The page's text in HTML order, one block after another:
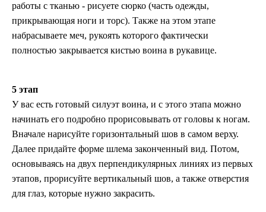
работы с тканью - рисуете сюрко (часть одежды,
прикрывающая ноги и торс). Также на этом этапе
набрасываете меч, рукоять которого фактически
полностью закрывается кистью воина в рукавице.
5 этап
У вас есть готовый силуэт воина, и с этого этапа можно
начинать его подробно прорисовывать от головы к ногам.
Вначале нарисуйте горизонтальный шов в самом верху.
Далее придайте форме шлема законченный вид. Потом,
основываясь на двух перпендикулярных линиях из первых
этапов, прорисуйте вертикальный шов, а также отверстия
для глаз, которые нужно закрасить.